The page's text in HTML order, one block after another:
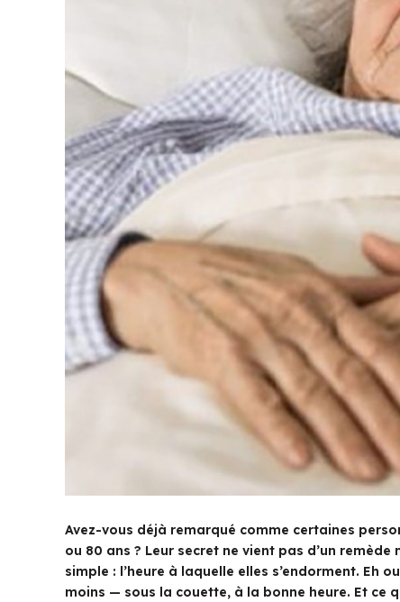
Avez-vous déjà remarqué comme certaines
ou 80 ans ? Leur secret ne vient pas d’un
simple : l’heure à laquelle elles s’endorment. Eh
moins — sous la couette, à la bonne heure. Et ce